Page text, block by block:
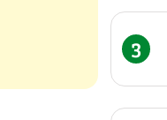
3